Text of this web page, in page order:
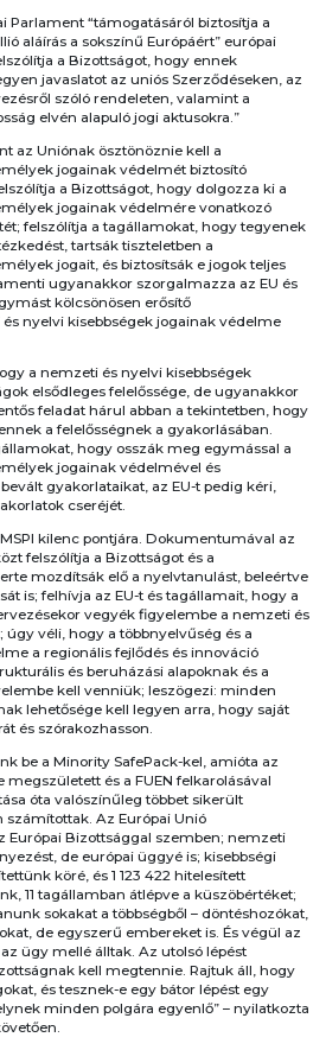
Parlament “támogatásáról biztosítja a
aláírás a sokszínű Európáért” európai
a Bizottságot, hogy ennek
javaslatot az uniós Szerződéseken, az
szóló rendeleten, valamint a
elvén alapuló jogi aktusokra.”
az Uniónak ösztönöznie kell a
jogainak védelmét biztosító
a Bizottságot, hogy dolgozza ki a
jogainak védelmére vonatkozó
felszólítja a tagállamokat, hogy tegyenek
tartsák tiszteletben a
jogait, és biztosítsák e jogok teljes
ugyanakkor szorgalmazza az EU és
kölcsönösen erősítő
nyelvi kisebbségek jogainak védelme
a nemzeti és nyelvi kisebbségek
elsődleges felelőssége, de ugyanakkor
feladat hárul abban a tekintetben, hogy
a felelősségnek a gyakorlásában.
hogy osszák meg egymással a
jogainak védelmével és
gyakorlataikat, az EU-t pedig kéri,
cseréjét.
kilenc pontjára. Dokumentumával az
felszólítja a Bizottságot és a
mozdítsák elő a nyelvtanulást, beleértve
is; felhívja az EU-t és tagállamait, hogy a
vegyék figyelembe a nemzeti és
véli, hogy a többnyelvűség és a
a regionális fejlődés és innováció
és beruházási alapoknak és a
kell venniük; leszögezi: minden
lehetősége kell legyen arra, hogy saját
és szórakozhasson.
be a Minority SafePack-kel, amióta az
és a FUEN felkarolásával
óta valószínűleg többet sikerült
Az Európai Unió
Európai Bizottsággal szemben; nemzeti
de európai üggyé is; kisebbségi
köré, és 1 123 422 hitelesített
11 tagállamban átlépve a küszöbértéket;
sokakat a többségből – döntéshozókat,
de egyszerű embereket is. És végül az
ügy mellé álltak. Az utolsó lépést
kell megtennie. Rajtuk áll, hogy
és tesznek-e egy bátor lépést egy
minden polgára egyenlő” – nyilatkozta